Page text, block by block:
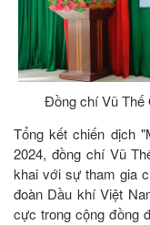
Đồng chí Vũ Thế
Tổng kết chiến dịch
2024, đồng chí Vũ
khai với sự tham gia
đoàn Dầu khí Việt
cực trong cộng đồng